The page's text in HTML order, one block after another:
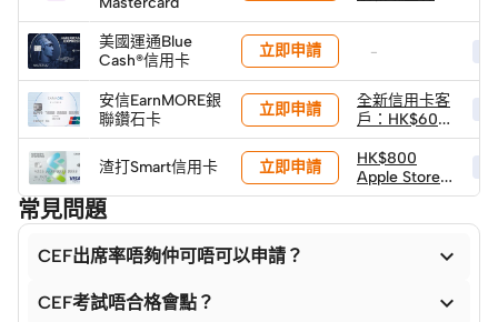
(由Mox 送出)
美國運通Blue
Cash®信用卡
立即申請 -
安信EarnMORE銀
聯鑽石卡
立即申請
全新信用卡客
戶：HK$600
獨家迎新禮遇
渣打Smart信用卡 立即申請
HK$800
Apple Store
禮品卡
常見問題
CEF出席率唔夠仲可唔可以申請？ 
CEF考試唔合格會點？ 